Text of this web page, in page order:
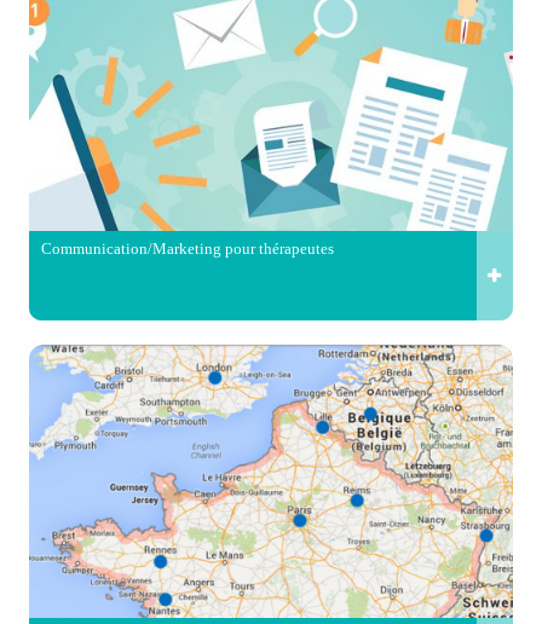
Communication/Marketing pour thérapeutes